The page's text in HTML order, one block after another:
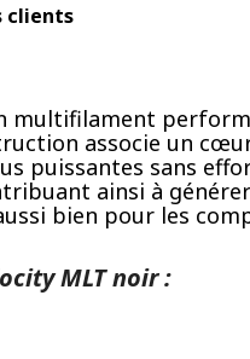
clients
multifilament
associe un
puissantes sans
ainsi à
bien pour les
MLT noir :